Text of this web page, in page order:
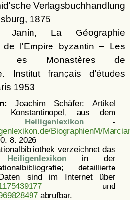
Verlagsbuchhandlung
1875
Janin, La Géographie
de l'Empire byzantin – Les
les Monastères de
Institut français d'études
1953
Joachim Schäfer: Artikel
Konstantinopel, aus dem
Heiligenlexikon -
BiographienM/
8. 2026
verzeichnet das
in der
detaillierte
sind im Internet über
und
abrufbar.